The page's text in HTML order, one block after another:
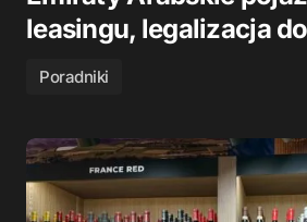
leasingu, legalizacja
Poradniki